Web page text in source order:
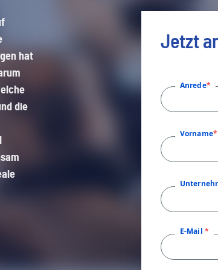
& Logistik
Ecclesia-Netzwerk
mobility
pension&benefits
abonnieren
Ecclesia-Netzwerk
hat
die
Jetzt
Anrede
Vorname
E-Mail